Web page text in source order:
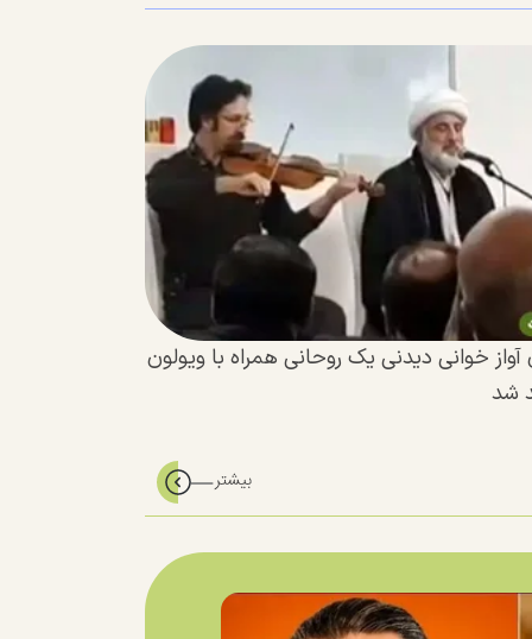
آواز خوانی دیدنی یک روحانی همراه با ویولون
شد